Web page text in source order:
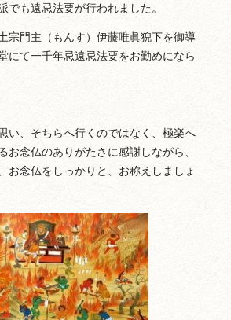
でも遠忌法要が行われました。
宗門主（もんす）伊藤唯眞猊下を御導
にて一千年忌遠忌法要をお勤めになら
い、そちらへ行くのではなく、極楽へ
お念仏のありがたさに感謝しながら、
お念仏をしっかりと、お称えしましょ